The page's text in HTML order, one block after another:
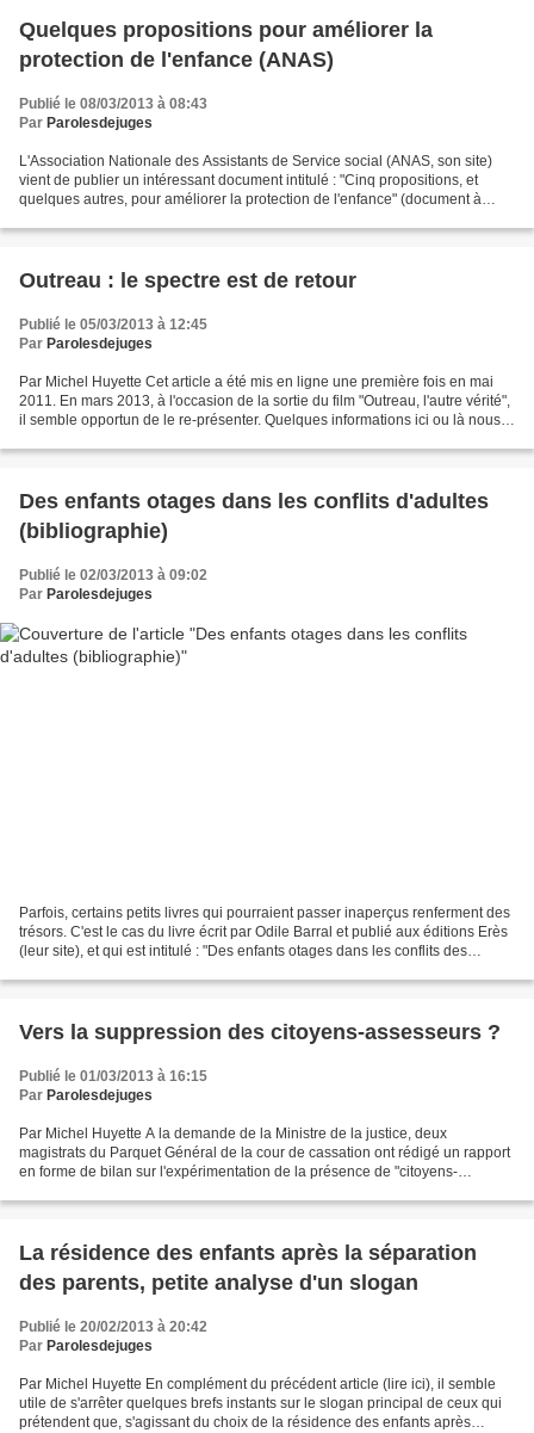
Quelques propositions pour améliorer la
protection de l'enfance (ANAS)
Publié le 08/03/2013 à 08:43
Par Parolesdejuges
L'Association Nationale des Assistants de Service social (ANAS, son site)
vient de publier un intéressant document intitulé : "Cinq propositions, et
quelques autres, pour améliorer la protection de l'enfance" (document à
Outreau : le spectre est de retour
Publié le 05/03/2013 à 12:45
Par Parolesdejuges
Par Michel Huyette Cet article a été mis en ligne une première fois en mai
2011. En mars 2013, à l'occasion de la sortie du film "Outreau, l'autre vérité",
il semble opportun de le re-présenter. Quelques informations ici ou là nous
Des enfants otages dans les conflits d'adultes
(bibliographie)
Publié le 02/03/2013 à 09:02
Par Parolesdejuges
Parfois, certains petits livres qui pourraient passer inaperçus renferment des
trésors. C'est le cas du livre écrit par Odile Barral et publié aux éditions Erès
(leur site), et qui est intitulé : "Des enfants otages dans les conflits des
Vers la suppression des citoyens-assesseurs ?
Publié le 01/03/2013 à 16:15
Par Parolesdejuges
Par Michel Huyette A la demande de la Ministre de la justice, deux
magistrats du Parquet Général de la cour de cassation ont rédigé un rapport
en forme de bilan sur l'expérimentation de la présence de "citoyens-
La résidence des enfants après la séparation
des parents, petite analyse d'un slogan
Publié le 20/02/2013 à 20:42
Par Parolesdejuges
Par Michel Huyette En complément du précédent article (lire ici), il semble
utile de s'arrêter quelques brefs instants sur le slogan principal de ceux qui
prétendent que, s'agissant du choix de la résidence des enfants après